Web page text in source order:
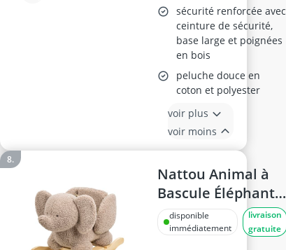
sécurité renforcée avec
ceinture de sécurité,
base large et poignées
en bois
peluche douce en
coton et polyester
voir plus
voir moins
Nattou Animal à
Bascule Éléphant
60 cm
disponible
immédiatement
livraison
gratuite